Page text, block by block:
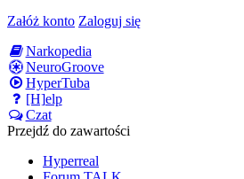
Załóż konto Zaloguj się
Narkopedia
NeuroGroove
HyperTuba
[H]elp
Czat
Przejdź do zawartości
Hyperreal